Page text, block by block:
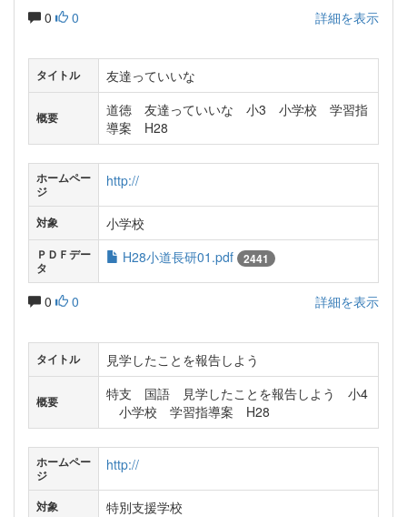
0 0 詳細を表示
タイトル 友達っていいな
概要
道徳 友達っていいな 小3 小学校 学習指
導案 H28
ホームペー
ジ
http://
対象 小学校
ＰＤＦデー
タ
H28小道長研01.pdf 2441
0 0 詳細を表示
タイトル 見学したことを報告しよう
概要
特支 国語 見学したことを報告しよう 小4
小学校 学習指導案 H28
ホームペー
ジ
http://
対象 特別支援学校